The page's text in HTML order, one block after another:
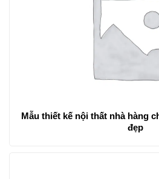
Mẫu thiết kế nội thất nhà hàng
đẹp